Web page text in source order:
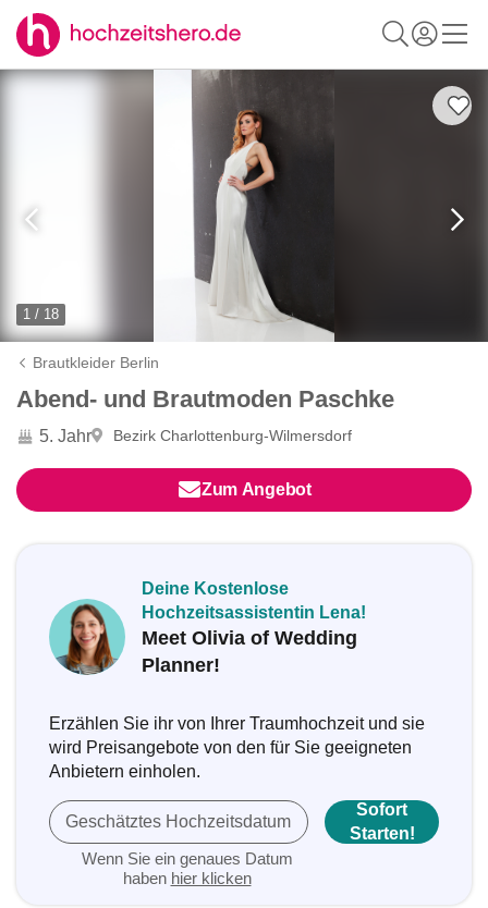
1 / 18
Brautkleider Berlin
Abend- und Brautmoden Paschke
5. Jahr Bezirk Charlottenburg-Wilmersdorf
Zum Angebot
Deine Kostenlose
Hochzeitsassistentin Lena!
Meet Olivia of Wedding
Planner!
Erzählen Sie ihr von Ihrer Traumhochzeit und sie
wird Preisangebote von den für Sie geeigneten
Anbietern einholen.
Geschätztes Hochzeitsdatum
Wenn Sie ein genaues Datum
haben hier klicken
Sofort
Starten!